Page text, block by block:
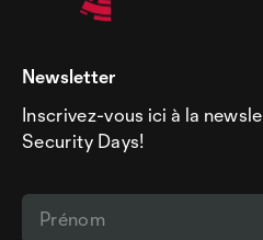
Newsletter
Inscrivez-vous ici à la
Security Days!